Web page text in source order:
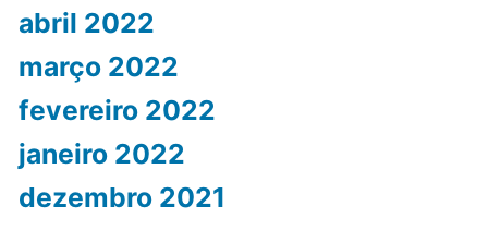
abril 2022
março 2022
fevereiro 2022
janeiro 2022
dezembro 2021